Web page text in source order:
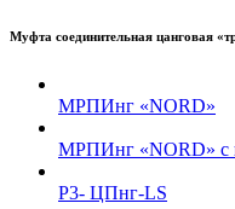
Муфта соединительная цанговая
МРПИнг «NORD»
МРПИнг «NORD» с
Р3- ЦПнг-LS